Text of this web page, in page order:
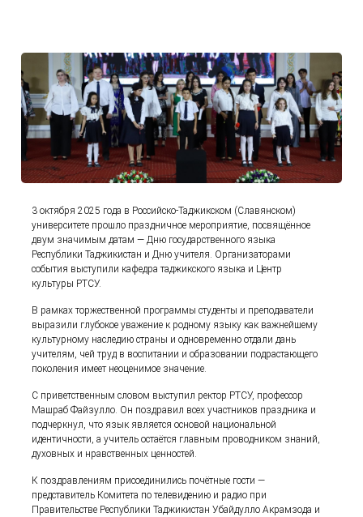
3 октября 2025 года в Российско-Таджикском (Славянском)
университете прошло праздничное мероприятие, посвящённое
двум значимым датам — Дню государственного языка
Республики Таджикистан и Дню учителя. Организаторами
события выступили кафедра таджикского языка и Центр
культуры РТСУ.
В рамках торжественной программы студенты и преподаватели
выразили глубокое уважение к родному языку как важнейшему
культурному наследию страны и одновременно отдали дань
учителям, чей труд в воспитании и образовании подрастающего
поколения имеет неоценимое значение.
С приветственным словом выступил ректор РТСУ, профессор
Машраб Файзулло. Он поздравил всех участников праздника и
подчеркнул, что язык является основой национальной
идентичности, а учитель остаётся главным проводником знаний,
духовных и нравственных ценностей.
К поздравлениям присоединились почётные гости —
представитель Комитета по телевидению и радио при
Правительстве Республики Таджикистан Убайдулло Акрамзода и